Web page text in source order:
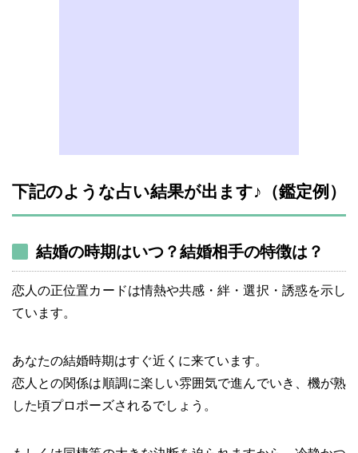
下記のような占い結果が出ます♪（鑑定例）
結婚の時期はいつ？結婚相手の特徴は？
恋人の正位置カードは情熱や共感・絆・選択・誘惑を示し
ています。
あなたの結婚時期はすぐ近くに来ています。
恋人との関係は順調に楽しい雰囲気で進んでいき、機が熟
した頃プロポーズされるでしょう。